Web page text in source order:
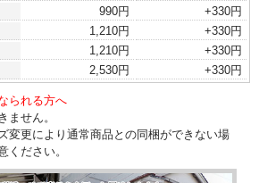
990円
+330円
1,210円
+330円
1,210円
+330円
2,530円 +330円
られる方へ
ません。
変更により通常商品との同梱ができない場
ください。